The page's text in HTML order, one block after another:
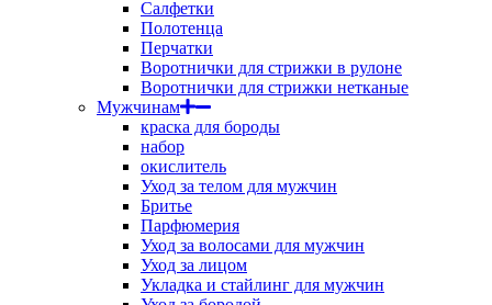
Салфетки
Полотенца
Перчатки
Воротнички для стрижки в рулоне
Воротнички для стрижки нетканые
Мужчинам
краска для бороды
набор
окислитель
Уход за телом для мужчин
Бритье
Парфюмерия
Уход за волосами для мужчин
Уход за лицом
Укладка и стайлинг для мужчин